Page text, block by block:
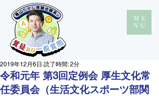
ME
NU
令和元年 第3回定例会 厚生文化常
任委員会（生活文化スポーツ部関
2019年12月6日 読了時間: 2分